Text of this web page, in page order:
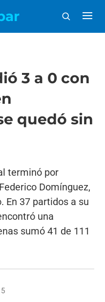
3 a 0 con
quedó sin
terminó por
Domínguez,
En 37 partidos a su
una
sumó 41 de 111